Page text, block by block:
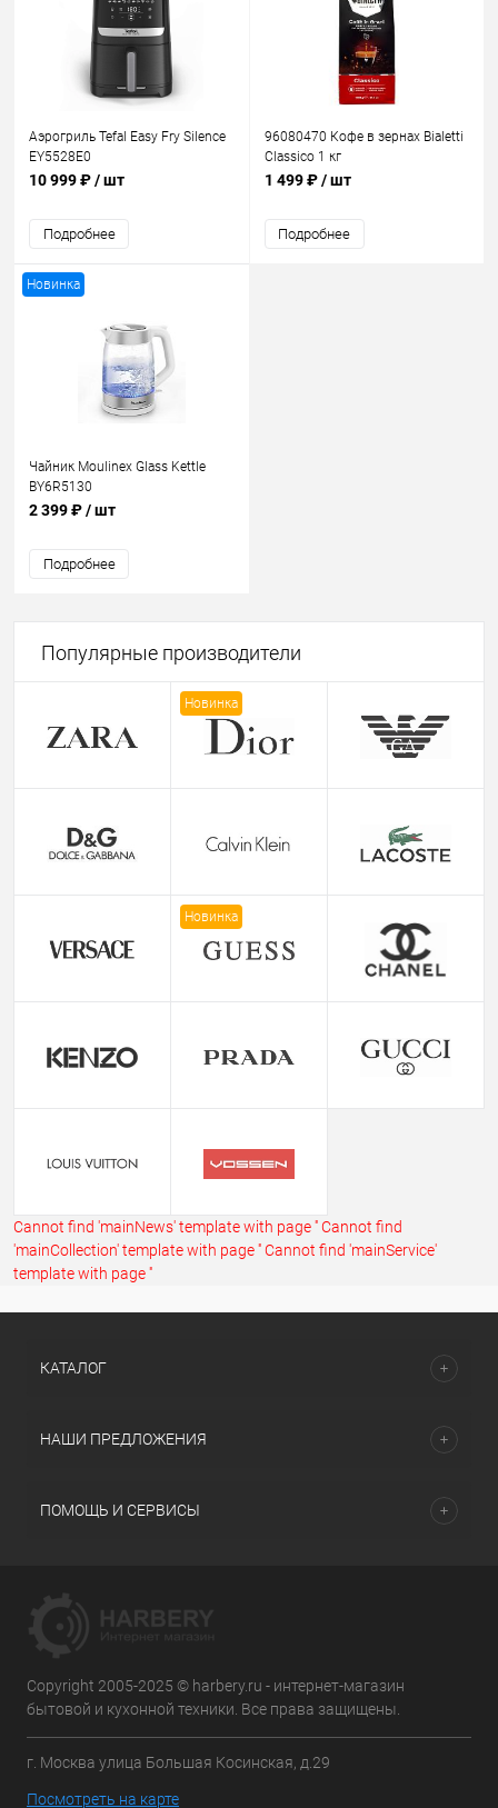
Аэрогриль Tefal Easy Fry Silence
EY5528E0
10 999 ₽/ шт
Подробнее
96080470 Кофе в зернах Bialetti
Classico 1 кг
1 499 ₽/ шт
Подробнее
Новинка
Чайник Moulinex Glass Kettle
BY6R5130
2 399 ₽/ шт
Подробнее
Популярные производители
Новинка
Новинка
Cannot find 'mainNews' template with page ''Cannot find
'mainCollection' template with page ''Cannot find 'mainService'
template with page ''
КАТАЛОГ
НАШИ ПРЕДЛОЖЕНИЯ
ПОМОЩЬ И СЕРВИСЫ
Copyright 2005-2025 © harbery.ru - интернет-магазин
бытовой и кухонной техники. Все права защищены.
г. Москва улица Большая Косинская, д.29
Посмотреть на карте